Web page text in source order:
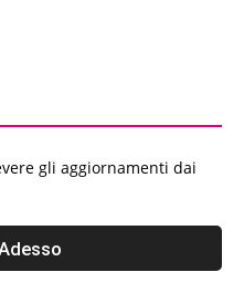
gli aggiornamenti dai